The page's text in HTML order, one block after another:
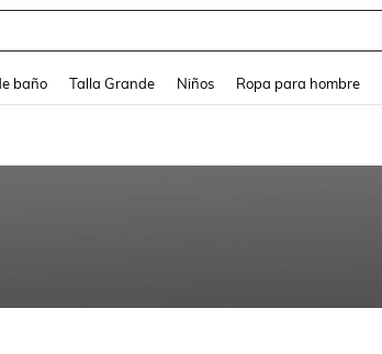
baño Talla Grande Niños Ropa para hombre